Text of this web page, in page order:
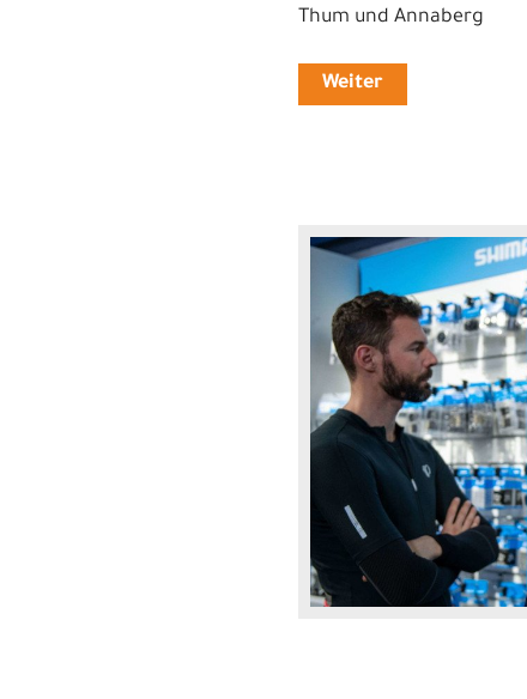
Thum und Annaberg
Weiter